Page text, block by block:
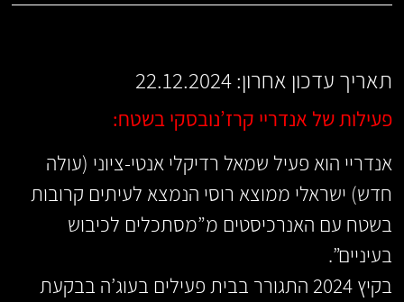
תאריך עדכון אחרון: 22.12.2024
פעילות של אנדריי קרז’נובסקי בשטח:
אנדריי הוא פעיל שמאל רדיקלי אנטי-ציוני (עולה
חדש) ישראלי ממוצא רוסי הנמצא לעיתים קרובות
בשטח עם האנרכיסטים מ”מסתכלים לכיבוש
בעיניים”.
בקיץ 2024 התגורר בבית פעילים בעוג’ה בבקעת